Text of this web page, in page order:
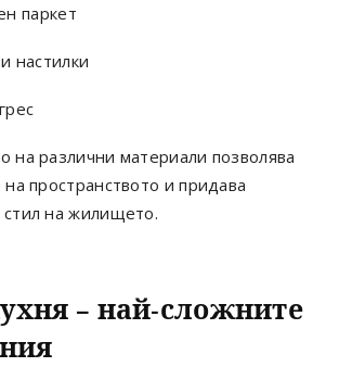
паркет
настилки
на различни материали позволява
пространството и придава
на жилището.
– най-сложните